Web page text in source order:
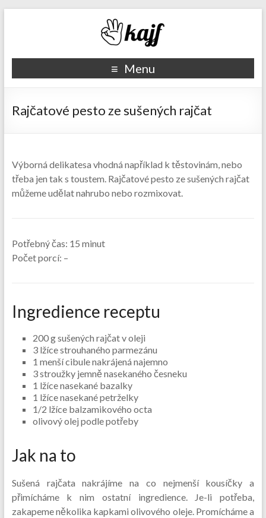
Recepty kajf.cz
Menu
Rajčatové pesto ze sušených rajčat
Výborná delikatesa vhodná například k těstovinám, nebo
třeba jen tak s toustem. Rajčatové pesto ze sušených rajčat
můžeme udělat nahrubo nebo rozmixovat.
Potřebný čas: 15 minut
Počet porcí: –
Ingredience receptu
200 g sušených rajčat v oleji
3 lžíce strouhaného parmezánu
1 menší cibule nakrájená najemno
3 stroužky jemně nasekaného česneku
1 lžíce nasekané bazalky
1 lžíce nasekané petrželky
1/2 lžíce balzamikového octa
olivový olej podle potřeby
Jak na to
Sušená rajčata nakrájíme na co nejmenší kousíčky a
přimícháme k nim ostatní ingredience. Je-li potřeba,
zakapeme několika kapkami olivového oleje. Promícháme a